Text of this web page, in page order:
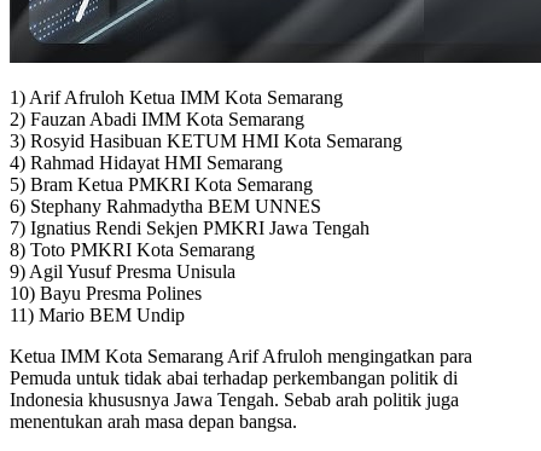
1) Arif Afruloh Ketua IMM Kota Semarang
2) Fauzan Abadi IMM Kota Semarang
3) Rosyid Hasibuan KETUM HMI Kota Semarang
4) Rahmad Hidayat HMI Semarang
5) Bram Ketua PMKRI Kota Semarang
6) Stephany Rahmadytha BEM UNNES
7) Ignatius Rendi Sekjen PMKRI Jawa Tengah
8) Toto PMKRI Kota Semarang
9) Agil Yusuf Presma Unisula
10) Bayu Presma Polines
11) Mario BEM Undip
Ketua IMM Kota Semarang Arif Afruloh mengingatkan para
Pemuda untuk tidak abai terhadap perkembangan politik di
Indonesia khususnya Jawa Tengah. Sebab arah politik juga
menentukan arah masa depan bangsa.